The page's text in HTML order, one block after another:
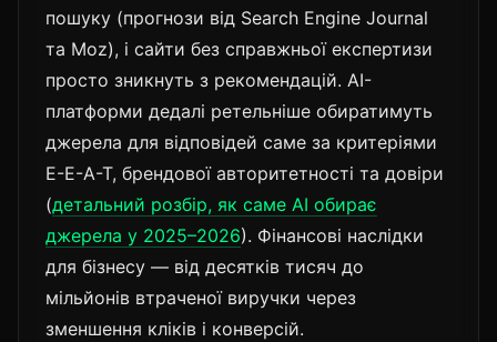
пошуку (прогнози від Search Engine Journal
та Moz), і сайти без справжньої експертизи
просто зникнуть з рекомендацій. AI-
платформи дедалі ретельніше обиратимуть
джерела для відповідей саме за критеріями
E-E-A-T, брендової авторитетності та довіри
(детальний розбір, як саме AI обирає
джерела у 2025–2026). Фінансові наслідки
для бізнесу — від десятків тисяч до
мільйонів втраченої виручки через
зменшення кліків і конверсій.